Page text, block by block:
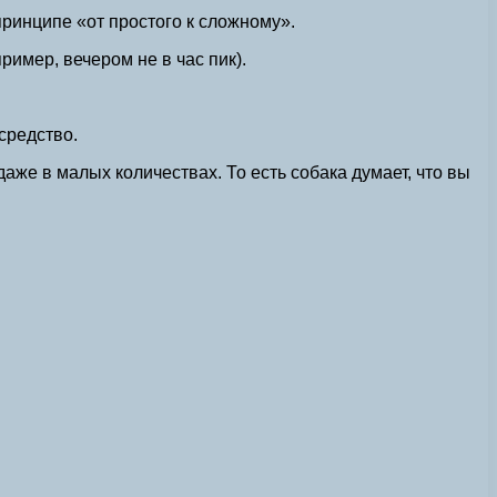
«от простого к сложному».
вечером не в час пик).
в малых количествах. То есть собака думает, что вы